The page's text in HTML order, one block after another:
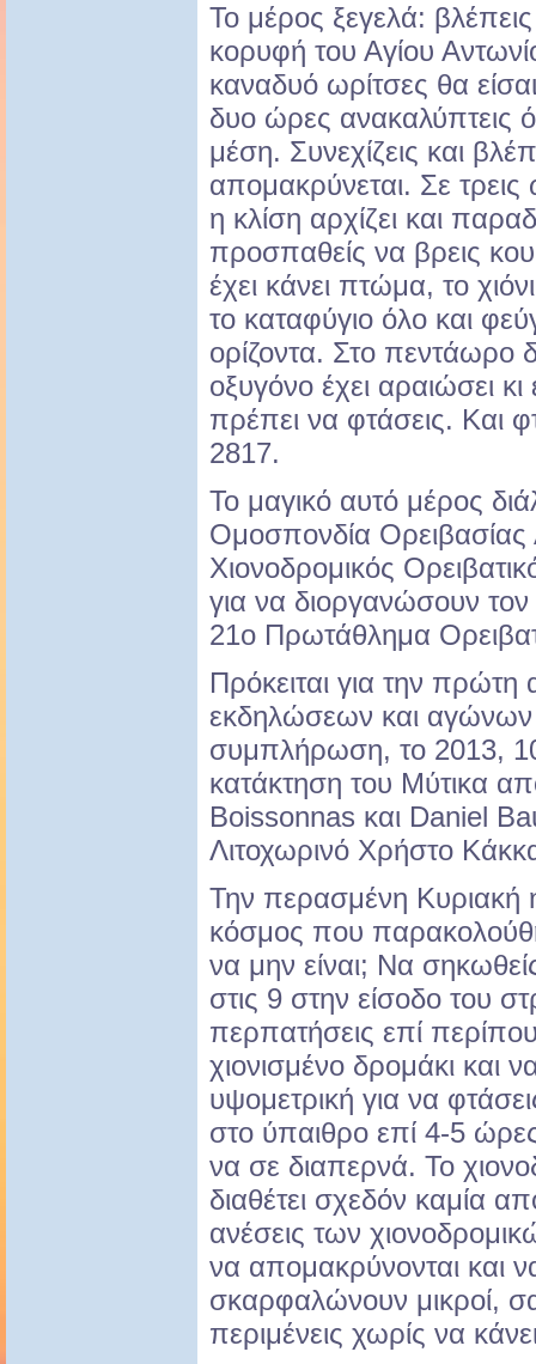
Το μέρος ξεγελά:
κορυφή του Αγίου
καναδυό ωρίτσες θα
δυο ώρες ανακαλύπτεις
μέση. Συνεχίζεις και
απομακρύνεται. Σε τρεις
η κλίση αρχίζει και
προσπαθείς να βρεις
έχει κάνει πτώμα, το
το καταφύγιο όλο και
ορίζοντα. Στο πεντάωρο
οξυγόνο έχει αραιώσει
πρέπει να φτάσεις. Και
2817.
Το μαγικό αυτό μέρος
Ομοσπονδία Ορειβασίας
Χιονοδρομικός
για να διοργανώσουν
21ο Πρωτάθλημα
Πρόκειται για την πρώτη
εκδηλώσεων και
συμπλήρωση, το 2013,
κατάκτηση του Μύτικα
Boissonnas και Daniel
Λιτοχωρινό Χρήστο
Την περασμένη Κυριακή
κόσμος που
να μην είναι; Να
στις 9 στην είσοδο του
περπατήσεις επί
χιονισμένο δρομάκι και
υψομετρική για να
στο ύπαιθρο επί 4-5
να σε διαπερνά. Το
διαθέτει σχεδόν καμία
ανέσεις των
να απομακρύνονται και
σκαρφαλώνουν μικροί,
περιμένεις χωρίς να